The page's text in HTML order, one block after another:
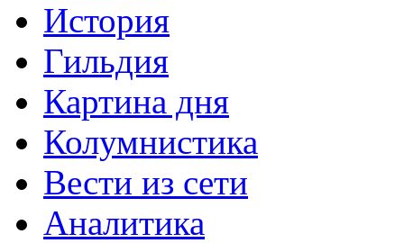
История
Гильдия
Картина дня
Колумнистика
Вести из сети
Аналитика